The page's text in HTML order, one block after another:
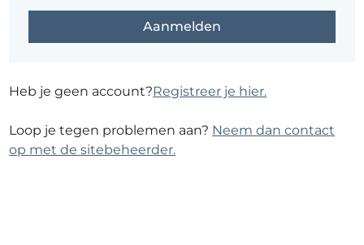
Heb je geen account?Registreer je hier.
Loop je tegen problemen aan? Neem dan contact
op met de sitebeheerder.